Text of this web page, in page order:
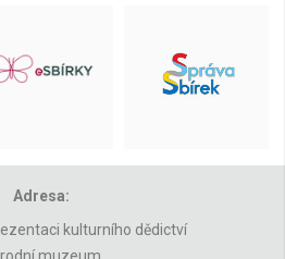
Adresa:
kulturního dědictví
muzeum